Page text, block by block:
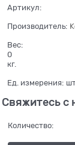
Артикул:
Производитель:
Вес:
0
кг.
Ед. измерения:
Свяжитесь с
Количество: